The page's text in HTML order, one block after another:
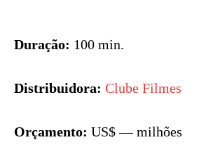
Duração: 100 min.
Distribuidora: Clube Filmes
Orçamento: US$ — milhões